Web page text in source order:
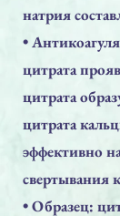
натрия
•
цитрата
цитрата
цитрата
эффективно
свертывания
• Образец: